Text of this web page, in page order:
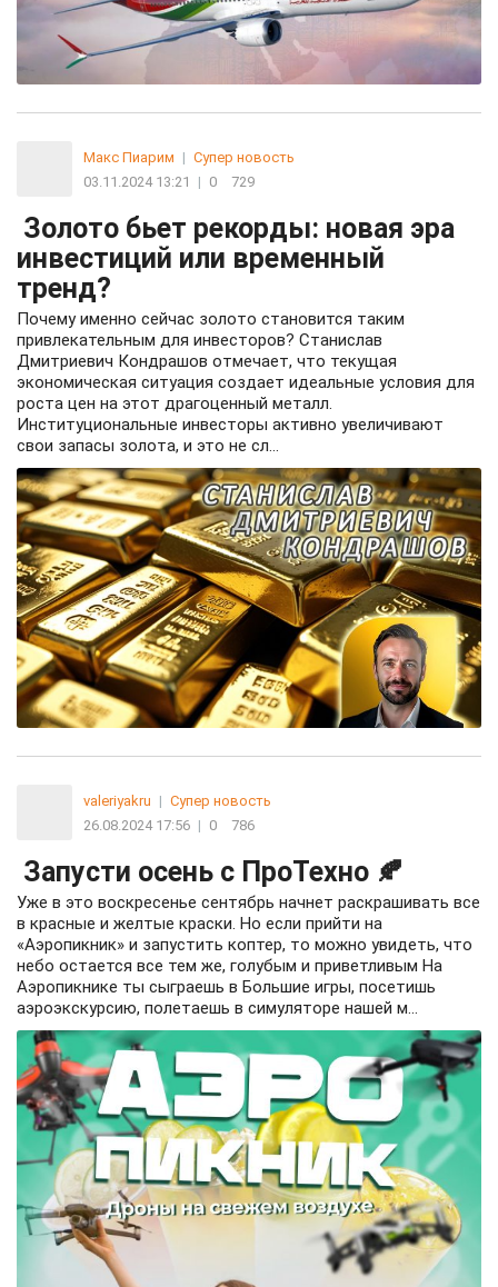
Макс Пиарим | Супер новость
03.11.2024 13:21
| 0 729
Золото бьет рекорды: новая эра
инвестиций или временный
тренд?
Почему именно сейчас золото становится таким
привлекательным для инвесторов? Станислав
Дмитриевич Кондрашов отмечает, что текущая
экономическая ситуация создает идеальные условия для
роста цен на этот драгоценный металл.
Институциональные инвесторы активно увеличивают
свои запасы золота, и это не сл...
valeriyakru | Супер новость
26.08.2024 17:56 | 0 786
Запусти осень с ПроТехно 🍂
Уже в это воскресенье сентябрь начнет раскрашивать все
в красные и желтые краски. Но если прийти на
«Аэропикник» и запустить коптер, то можно увидеть, что
небо остается все тем же, голубым и приветливым На
Аэропикнике ты сыграешь в Большие игры, посетишь
аэроэкскурсию, полетаешь в симуляторе нашей м...